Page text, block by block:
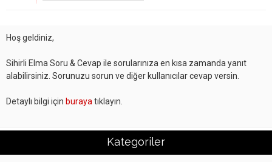
Hoş geldiniz,
Sihirli Elma Soru & Cevap ile sorularınıza en kısa zamanda yanıt
alabilirsiniz. Sorunuzu sorun ve diğer kullanıcılar cevap versin.
Detaylı bilgi için buraya tıklayın.
Kategoriler